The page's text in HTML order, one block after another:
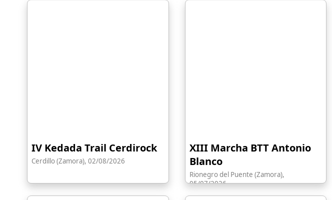
IV Kedada Trail Cerdirock
Cerdillo (Zamora), 02/08/2026
XIII Marcha BTT Antonio
Blanco
Rionegro del Puente (Zamora),
05/07/2026